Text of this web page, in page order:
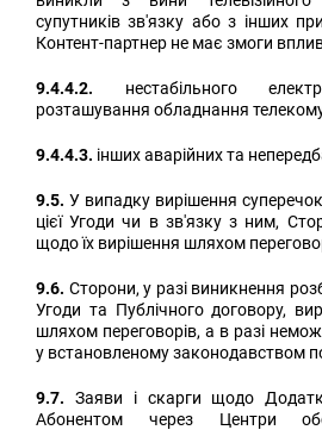
супутників зв'язку або з інших
Контент-партнер не має змоги
9.4.4.2. нестабільного
розташування обладнання
9.4.4.3. інших аварійних та
9.5. У випадку вирішення
цієї Угоди чи в зв'язку з ним,
щодо їх вирішення шляхом
9.6. Сторони, у разі виникнення
Угоди та Публічного договору,
шляхом переговорів, а в разі
у встановленому законодавством
9.7. Заяви і скарги щодо
Абонентом через Центри